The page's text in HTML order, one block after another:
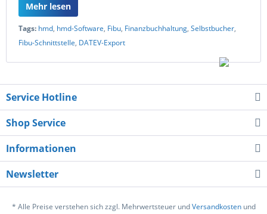
Mehr lesen
Tags: hmd, hmd-Software, Fibu, Finanzbuchhaltung, Selbstbucher,
Fibu-Schnittstelle, DATEV-Export
Service Hotline
Shop Service
Informationen
Newsletter
* Alle Preise verstehen sich zzgl. Mehrwertsteuer undVersandkostenund